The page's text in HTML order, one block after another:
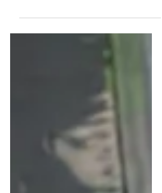
дрон илэрч, бөмбөг устгах алба робот ашиглан
дронд Semtex төрлийн хуванцар тэсрэх бодис